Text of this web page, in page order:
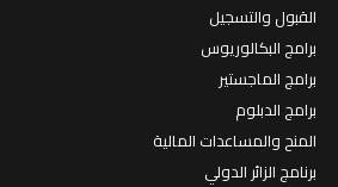
القبول والتسجيل
برامج البكالوريوس
برامج الماجستير
برامج الدبلوم
المنح والمساعدات المالية
برنامج الزائر الدولي